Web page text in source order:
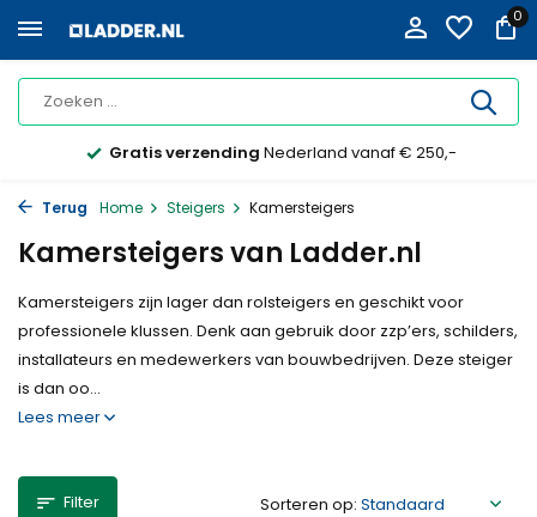
0
Gratis verzending Nederland vanaf € 250,-
Terug Home Steigers Kamersteigers
Kamersteigers van Ladder.nl
Kamersteigers zijn lager dan rolsteigers en geschikt voor
professionele klussen. Denk aan gebruik door zzp’ers, schilders,
installateurs en medewerkers van bouwbedrijven. Deze steiger
is dan oo...
Lees meer
Filter Sorteren op: